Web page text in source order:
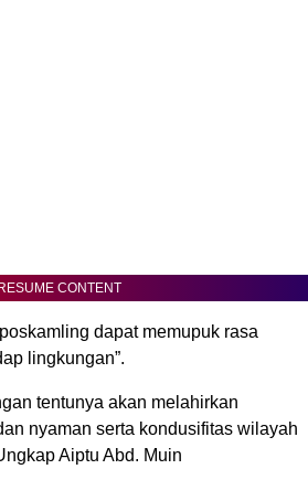
CONTENT
dapat memupuk rasa
lingkungan”.
tentunya akan melahirkan
nyaman serta kondusifitas wilayah
Aiptu Abd. Muin